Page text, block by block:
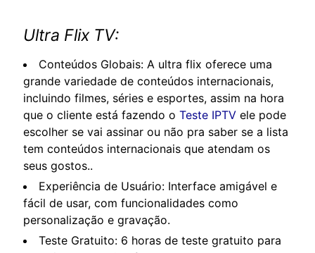
Ultra Flix TV:
Conteúdos Globais: A ultra flix oferece uma
grande variedade de conteúdos internacionais,
incluindo filmes, séries e esportes, assim na hora
que o cliente está fazendo o Teste IPTV ele pode
escolher se vai assinar ou não pra saber se a lista
tem conteúdos internacionais que atendam os
seus gostos..
Experiência de Usuário: Interface amigável e
fácil de usar, com funcionalidades como
personalização e gravação.
Teste Gratuito: 6 horas de teste gratuito para